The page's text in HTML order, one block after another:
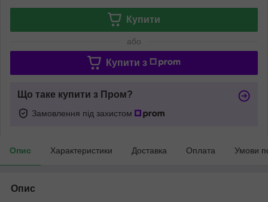
Купити
або
Купити з
Що таке купити з Пром?
Замовлення під захистом
Опис Характеристики Доставка Оплата Умови
Опис